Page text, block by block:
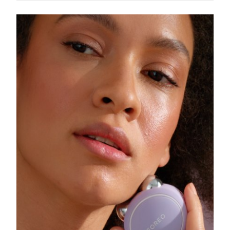
Slovakya Tahmini teslim tarihi8/9/26
Slovenya Tahmini teslim tarihi 8/9/26
Güney Afrika Tahmini teslim tarihi8/17/26
Tahmini teslim tarihi 8/11/26
Tahmini teslim tarihi 8/9/26
Tahmini teslim tarihi 8/9/26
Tahmini teslim tarihi
Tahmini teslim tarihi8/14/26
Tahmini teslim tarihi8/13/26